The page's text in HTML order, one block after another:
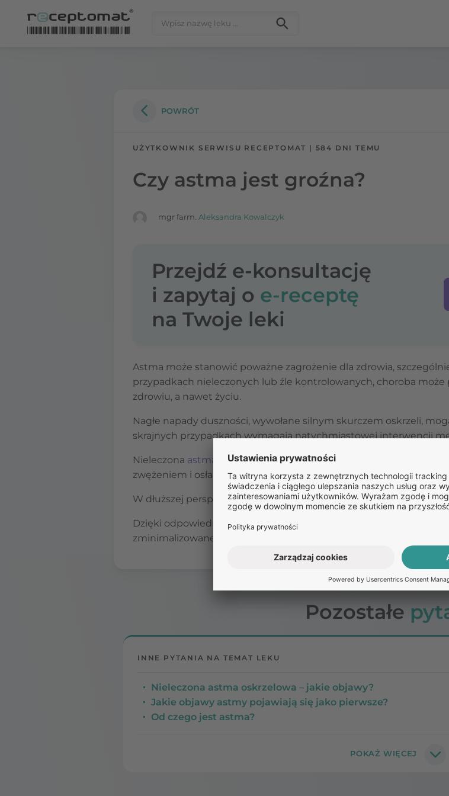
POWRÓT
UŻYTKOWNIK SERWISU RECEPTOMAT | 584 DNI TEMU
Czy astma jest groźna?
mgr farm. Aleksandra Kowalczyk
Przejdź e-konsultację
i zapytaj o e-receptę
na Twoje leki
Astma może stanowić poważne zagrożenie dla zdrowia,
przypadkach nieleczonych lub źle kontrolowanych, choroba może
zdrowiu, a nawet życiu.
Nagłe napady duszności, wywołane silnym skurczem oskrzeli,
skrajnych przypadkach wymagają natychmiastowej interwencji
Nieleczona astma
może prowadzić do przewlekłych zmian w
zwężeniem i osłabieniem funkcji oddechowych.
W dłuższej perspektywie może to prowadzić do rozwoju
Dzięki odpowiedniemu leczeniu astma może być skutecznie
zminimalizowane.
Pozostałe
INNE PYTANIA NA TEMAT LEKU
Nieleczona astma oskrzelowa – jakie objawy?
Jakie objawy astmy pojawiają się jako pierwsze?
Od czego jest astma?